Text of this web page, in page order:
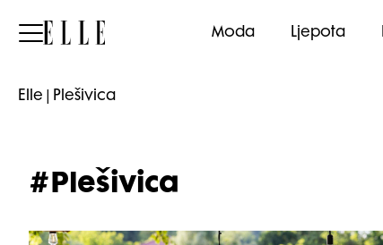
Elle Moda Ljepota
Elle Plešivica
#Plešivica